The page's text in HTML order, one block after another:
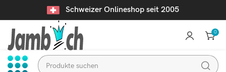
Schweizer Onlineshop seit 2005
0